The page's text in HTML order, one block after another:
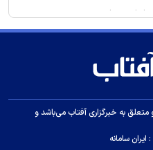
پایین بیاورید
تبریز امضا شد
شما نمی‌شوند
قلبی رخ می‌دهد
نمی‌خواهد بخشی از هیچ
به خبرگزاری آفتاب می‌باشد و
: ایران سامانه